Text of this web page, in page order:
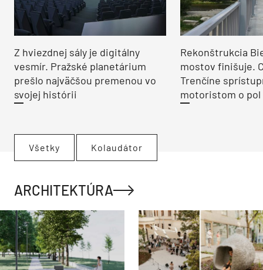
Z hviezdnej sály je digitálny
vesmír. Pražské planetárium
prešlo najväčšou premenou vo
svojej histórii
Rekonštrukcia
mostov finišuje.
Trenčíne
motoristom o pol
Všetky Kolaudátor
ARCHITEKTÚRA